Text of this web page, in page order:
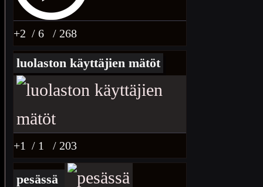
+2 / 6 / 268
luolaston käyttäjien mätöt
+1 / 1 / 203
pesässä